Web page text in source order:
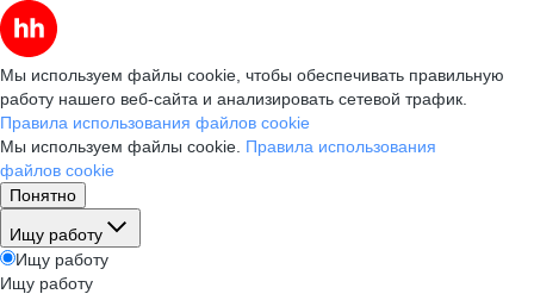
Мы используем файлы cookie, чтобы обеспечивать правильную
работу нашего веб-сайта и анализировать сетевой трафик.
Правила использования файлов cookie
Мы используем файлы cookie. Правила использования
файлов cookie
Понятно
Ищу работу
Ищу работу
Ищу работу